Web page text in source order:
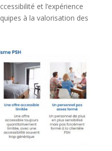
et l’expérience
à la valorisation des